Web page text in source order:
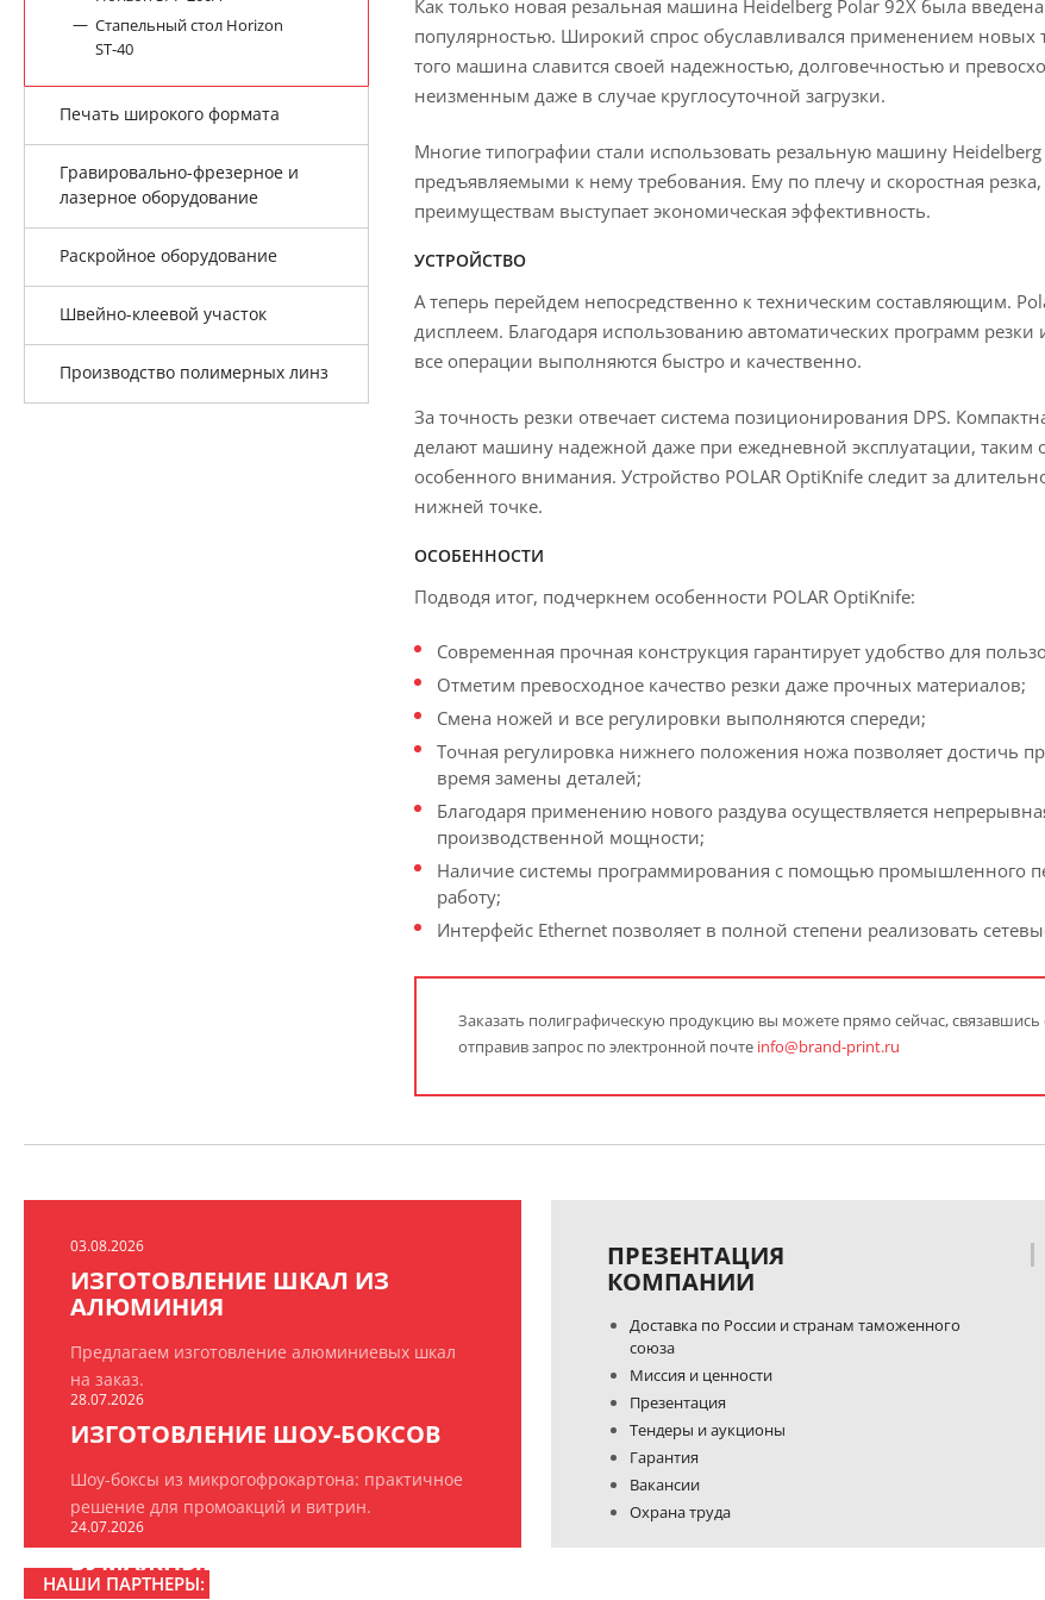
Стапельный стол Horizon
ST-40
Печать широкого формата
Гравировально-фрезерное и
лазерное оборудование
Раскройное оборудование
Швейно-клеевой участок
Производство полимерных линз
Как только новая резальная машина Heidelberg Polar 92X была
популярностью. Широкий спрос обуславливался применением
того машина славится своей надежностью, долговечностью и
неизменным даже в случае круглосуточной загрузки.
Многие типографии стали использовать резальную машину Heidelberg
предъявляемыми к нему требования. Ему по плечу и скоростная
преимуществам выступает экономическая эффективность.
УСТРОЙСТВО
А теперь перейдем непосредственно к техническим составляющим.
дисплеем. Благодаря использованию автоматических программ
все операции выполняются быстро и качественно.
За точность резки отвечает система позиционирования DPS.
делают машину надежной даже при ежедневной эксплуатации, таким
особенного внимания. Устройство POLAR OptiKnife следит за
нижней точке.
ОСОБЕННОСТИ
Подводя итог, подчеркнем особенности POLAR OptiKnife:
Современная прочная конструкция гарантирует удобство для
Отметим превосходное качество резки даже прочных материалов;
Смена ножей и все регулировки выполняются спереди;
Точная регулировка нижнего положения ножа позволяет достичь
время замены деталей;
Благодаря применению нового раздува осуществляется
производственной мощности;
Наличие системы программирования с помощью промышленного
работу;
Интерфейс Ethernet позволяет в полной степени реализовать
Заказать полиграфическую продукцию вы можете прямо сейчас,
отправив запрос по электронной почте info@brand-print.ru
03.08.2026
ИЗГОТОВЛЕНИЕ ШКАЛ ИЗ
АЛЮМИНИЯ
Предлагаем изготовление алюминиевых шкал
на заказ.
28.07.2026
ИЗГОТОВЛЕНИЕ ШОУ-БОКСОВ
Шоу-боксы из микрогофрокартона: практичное
решение для промоакций и витрин.
24.07.2026
БУМАЖНЫЕ ПАКЕТЫ НА ЗАКАЗ
ПРЕЗЕНТАЦИЯ
КОМПАНИИ
Доставка по России и странам таможенного
союза
Миссия и ценности
Презентация
Тендеры и аукционы
Гарантия
Вакансии
Охрана труда
НАШИ ПАРТНЕРЫ: